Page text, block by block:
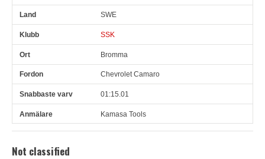
SWE
SSK
Bromma
Chevrolet Camaro
01:15.01
Kamasa Tools
Not classified